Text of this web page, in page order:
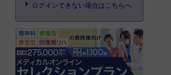
ログインできない場合はこちらへ